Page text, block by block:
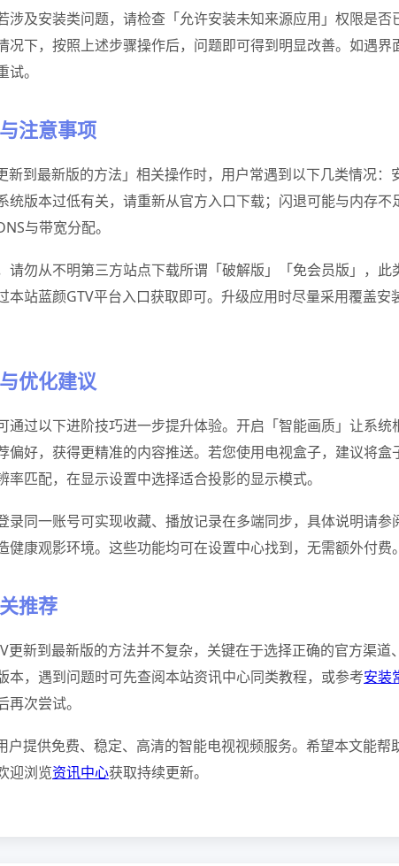
涉及安装类问题，请检查「允许安装未知来源应用」权限是
况下，按照上述步骤操作后，问题即可得到明显改善。如遇
试。
注意事项
新到最新版的方法」相关操作时，用户常遇到以下几类情况
统版本过低有关，请重新从官方入口下载；闪退可能与内存
与带宽分配。
请勿从不明第三方站点下载所谓「破解版」「免会员版」，
本站蓝颜GTV平台入口获取即可。升级应用时尽量采用覆盖
优化建议
通过以下进阶技巧进一步提升体验。开启「智能画质」让系
偏好，获得更精准的内容推送。若您使用电视盒子，建议将
率匹配，在显示设置中选择适合投影的显示模式。
录同一账号可实现收藏、播放记录在多端同步，具体说明请参
健康观影环境。这些功能均可在设置中心找到，无需额外付费。
推荐
更新到最新版的方法并不复杂，关键在于选择正确的官方渠
本，遇到问题时可先查阅本站资讯中心同类教程，或参考安装
次尝试。
户提供免费、稳定、高清的智能电视视频服务。希望本文能
迎浏览资讯中心获取持续更新。